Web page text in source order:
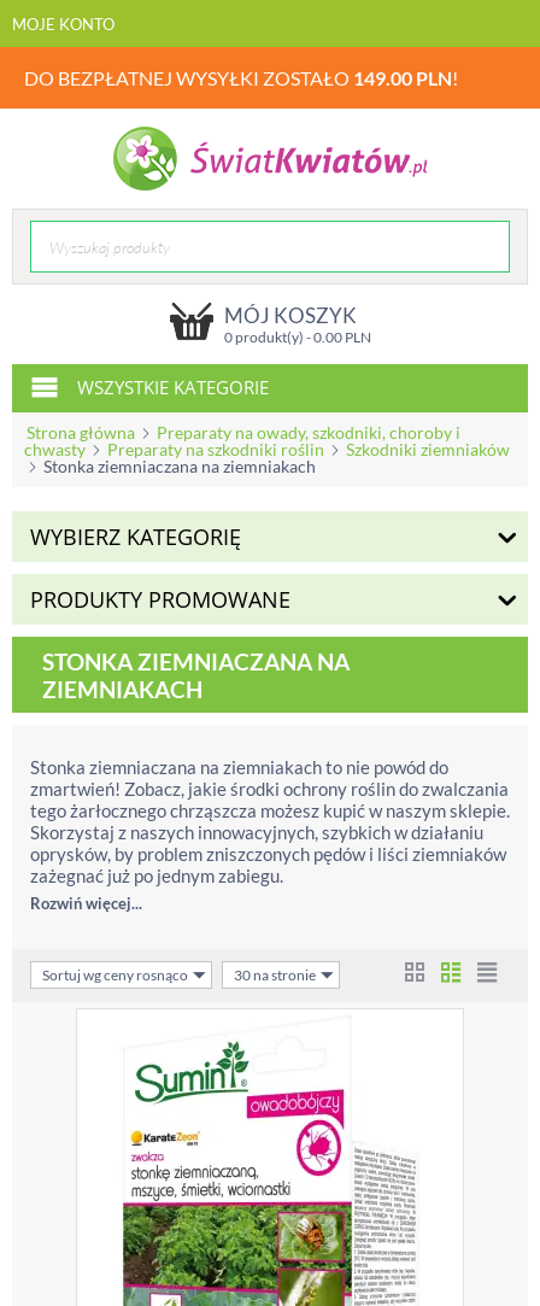
MOJE KONTO
DO BEZPŁATNEJ WYSYŁKI ZOSTAŁO 149.00 PLN!
MÓJ KOSZYK
0 produkt(y) -0.00PLN
WSZYSTKIE KATEGORIE
Strona główna
Preparaty na owady, szkodniki, choroby i
chwasty
Preparaty na szkodniki roślin
Szkodniki ziemniaków
Stonka ziemniaczana na ziemniakach
WYBIERZ KATEGORIĘ
PRODUKTY PROMOWANE
STONKA ZIEMNIACZANA NA
ZIEMNIAKACH
Stonka ziemniaczana na ziemniakach to nie powód do
zmartwień! Zobacz, jakie środki ochrony roślin do zwalczania
tego żarłocznego chrząszcza możesz kupić w naszym sklepie.
Skorzystaj z naszych innowacyjnych, szybkich w działaniu
oprysków, by problem zniszczonych pędów i liści ziemniaków
zażegnać już po jednym zabiegu.
Rozwiń więcej...
Sortuj wg ceny rosnąco 30 na stronie